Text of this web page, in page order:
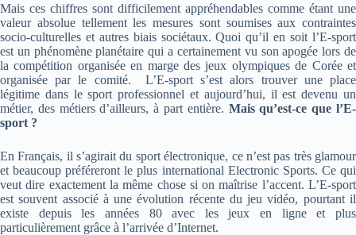
Mais ces chiffres sont difficilement appréhendables comme étant une
valeur absolue tellement les mesures sont soumises aux contraintes
socio-culturelles et autres biais sociétaux. Quoi qu’il en soit l’E-sport
est un phénomène planétaire qui a certainement vu son apogée lors de
la compétition organisée en marge des jeux olympiques de Corée et
organisée par le comité. L’E-sport s’est alors trouver une place
légitime dans le sport professionnel et aujourd’hui, il est devenu un
métier, des métiers d’ailleurs, à part entière. Mais qu’est-ce que l’E-
sport ?
En Français, il s’agirait du sport électronique, ce n’est pas très glamour
et beaucoup préféreront le plus international Electronic Sports. Ce qui
veut dire exactement la même chose si on maîtrise l’accent. L’E-sport
est souvent associé à une évolution récente du jeu vidéo, pourtant il
existe depuis les années 80 avec les jeux en ligne et plus
particulièrement grâce à l’arrivée d’Internet.